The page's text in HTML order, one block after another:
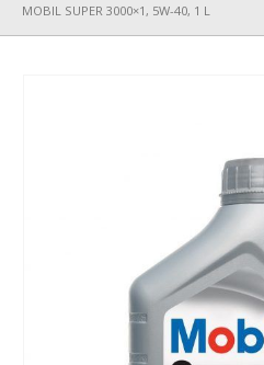
MOBIL SUPER 3000×1, 5W-40, 1 L